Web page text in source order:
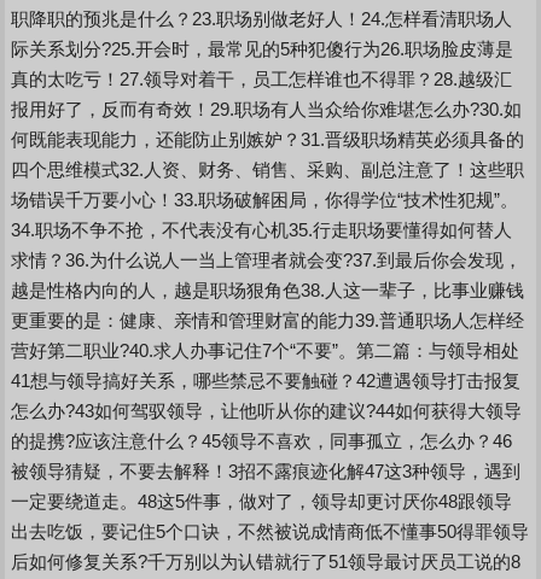
职降职的预兆是什么？23.职场别做老好人！24.怎样看清职场人
际关系划分?25.开会时，最常见的5种犯傻行为26.职场脸皮薄是
真的太吃亏！27.领导对着干，员工怎样谁也不得罪？28.越级汇
报用好了，反而有奇效！29.职场有人当众给你难堪怎么办?30.如
何既能表现能力，还能防止别嫉妒？31.晋级职场精英必须具备的
四个思维模式32.人资、财务、销售、采购、副总注意了！这些职
场错误千万要小心！33.职场破解困局，你得学位“技术性犯规”。
34.职场不争不抢，不代表没有心机35.行走职场要懂得如何替人
求情？36.为什么说人一当上管理者就会变?37.到最后你会发现，
越是性格内向的人，越是职场狠角色38.人这一辈子，比事业赚钱
更重要的是：健康、亲情和管理财富的能力39.普通职场人怎样经
营好第二职业?40.求人办事记住7个“不要”。第二篇：与领导相处
41想与领导搞好关系，哪些禁忌不要触碰？42遭遇领导打击报复
怎么办?43如何驾驭领导，让他听从你的建议?44如何获得大领导
的提携?应该注意什么？45领导不喜欢，同事孤立，怎么办？46
被领导猜疑，不要去解释！3招不露痕迹化解47这3种领导，遇到
一定要绕道走。48这5件事，做对了，领导却更讨厌你48跟领导
出去吃饭，要记住5个口诀，不然被说成情商低不懂事50得罪领导
后如何修复关系?千万别以为认错就行了51领导最讨厌员工说的8